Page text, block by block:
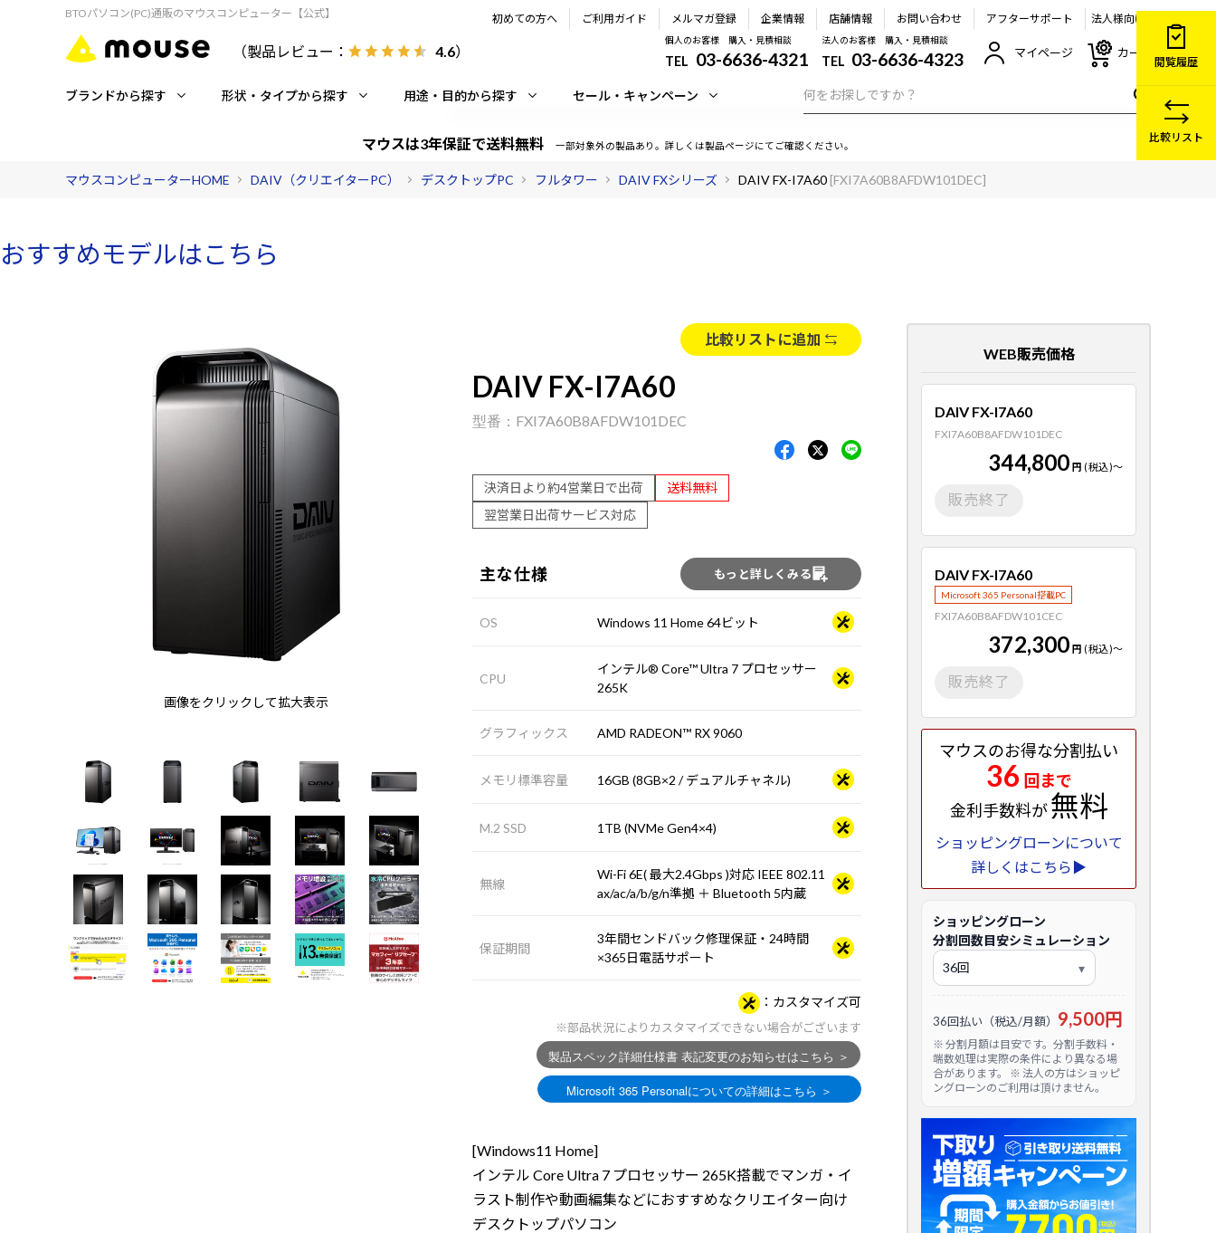
BTOパソコン(PC)通販のマウスコンピューター【公式】
（製品レビュー： 4.6）
初めての方へ ご利用ガイド メルマガ登録 企業情報 店舗情報 お問い合わせ アフターサポート 法人様向け
個人のお客様 購入・見積相談
TEL 03-6636-4321
法人のお客様 購入・見積相談
TEL 03-6636-4323 マイページ カート
ブランドから探す 形状・タイプから探す 用途・目的から探す セール・キャンペーン
マウスは3年保証で送料無料 一部対象外の製品あり。詳しくは製品ページにてご確認ください。
マウスコンピューターHOME DAIV（クリエイターPC） デスクトップPC フルタワー DAIV FXシリーズ DAIV FX-I7A60 [FXI7A60B8AFDW101DEC]
おすすめモデルはこちら
画像をクリックして拡大表示
比較リストに追加
DAIV FX-I7A60
FXI7A60B8AFDW101DEC
決済日より約4営業日で出荷
送料無料
翌営業日出荷サービス対応
主な仕様 もっと詳しくみる
OS Windows 11 Home 64ビット
CPU
インテル® Core™ Ultra 7 プロセッサー
265K
グラフィックス AMD RADEON™ RX 9060
メモリ標準容量 16GB (8GB×2 / デュアルチャネル)
M.2 SSD 1TB (NVMe Gen4×4)
無線
Wi-Fi 6E( 最大2.4Gbps )対応 IEEE 802.11
ax/ac/a/b/g/n準拠 ＋ Bluetooth 5内蔵
保証期間
3年間センドバック修理保証・24時間
×365日電話サポート
カスタマイズ可
※部品状況によりカスタマイズできない場合がございます
[Windows11 Home]
インテル Core Ultra 7 プロセッサー 265K搭載でマンガ・イ
ラスト制作や動画編集などにおすすめなクリエイター向け
デスクトップパソコン
WEB販売価格
DAIV FX-I7A60
FXI7A60B8AFDW101DEC
344,800 円 (税込)～
販売終了
DAIV FX-I7A60
Microsoft 365 Personal搭載PC
FXI7A60B8AFDW101CEC
372,300 円 (税込)～
販売終了
マウスのお得な分割払い
36 回まで
金利手数料が無料
ショッピングローンについて
詳しくはこちら▶
ショッピングローン
分割回数目安シミュレーション
36回払い（税込/月額） 9,500円
※ 分割月額は目安です。分割手数料・
端数処理は実際の条件により異なる場
合があります。 ※ 法人の方はショッピ
ングローンのご利用は頂けません。
閲覧履歴
比較リスト